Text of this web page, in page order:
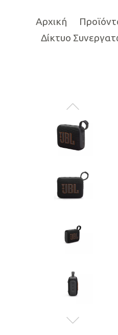
Αρχική
Δίκτυο